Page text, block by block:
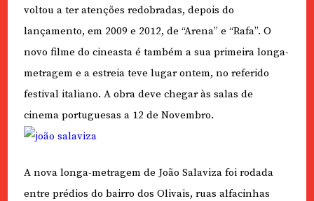
voltou a ter atenções redobradas, depois do
lançamento, em 2009 e 2012, de “Arena” e “Rafa”. O
novo filme do cineasta é também a sua primeira longa-
metragem e a estreia teve lugar ontem, no referido
festival italiano. A obra deve chegar às salas de
cinema portuguesas a 12 de Novembro.
A nova longa-metragem de João Salaviza foi rodada
entre prédios do bairro dos Olivais, ruas alfacinhas